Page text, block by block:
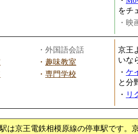
をチ
・映
・外国語会話
・ 趣味教室
・ 専門学校
京王
いな
・ ケ
と分
・ リ
は京王電鉄相模原線の停車駅です。